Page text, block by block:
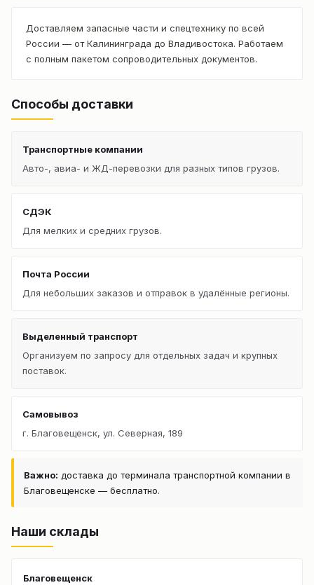
Доставляем запасные части и спецтехнику по всей
России — от Калининграда до Владивостока. Работаем
с полным пакетом сопроводительных документов.
Способы доставки
Транспортные компании
Авто-, авиа- и ЖД-перевозки для разных типов грузов.
СДЭК
Для мелких и средних грузов.
Почта России
Для небольших заказов и отправок в удалённые регионы.
Выделенный транспорт
Организуем по запросу для отдельных задач и крупных
поставок.
Самовывоз
г. Благовещенск, ул. Северная, 189
Важно: доставка до терминала транспортной компании в
Благовещенске — бесплатно.
Наши склады
Благовещенск